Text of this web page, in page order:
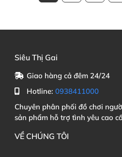
Siêu Thị Gai
Giao hàng cả đêm 24/24
Hotline: 0938411000
Chuyên phân phối đồ chơi
sản phẩm hỗ trợ tình yêu cao
VỀ CHÚNG TÔI